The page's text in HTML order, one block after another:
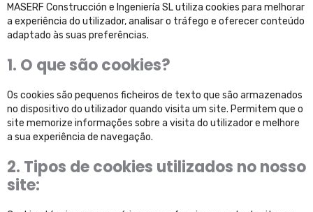
MASERF Construcción e Ingeniería SL utiliza cookies para melhorar
a experiência do utilizador, analisar o tráfego e oferecer conteúdo
adaptado às suas preferências.
1. O que são cookies?
Os cookies são pequenos ficheiros de texto que são armazenados
no dispositivo do utilizador quando visita um site. Permitem que o
site memorize informações sobre a visita do utilizador e melhore
a sua experiência de navegação.
2. Tipos de cookies utilizados no nosso
site: